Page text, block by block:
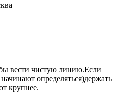
вести чистую линию.Если
определяться)держать
крупнее.